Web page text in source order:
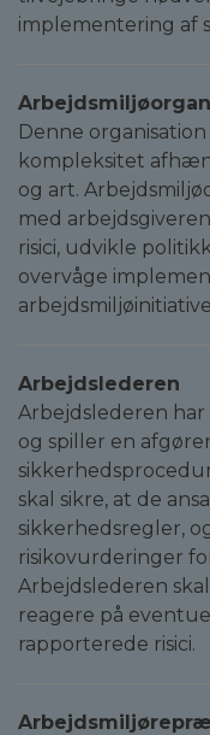
implementering af
Denne
kompleksitet
og art.
med
risici, udvikle
overvåge
Arbejdslederen
Arbejdslederen
og spiller en
skal sikre, at de
sikkerhedsregler,
risikovurderinger
Arbejdslederen
reagere på
rapporterede risici.